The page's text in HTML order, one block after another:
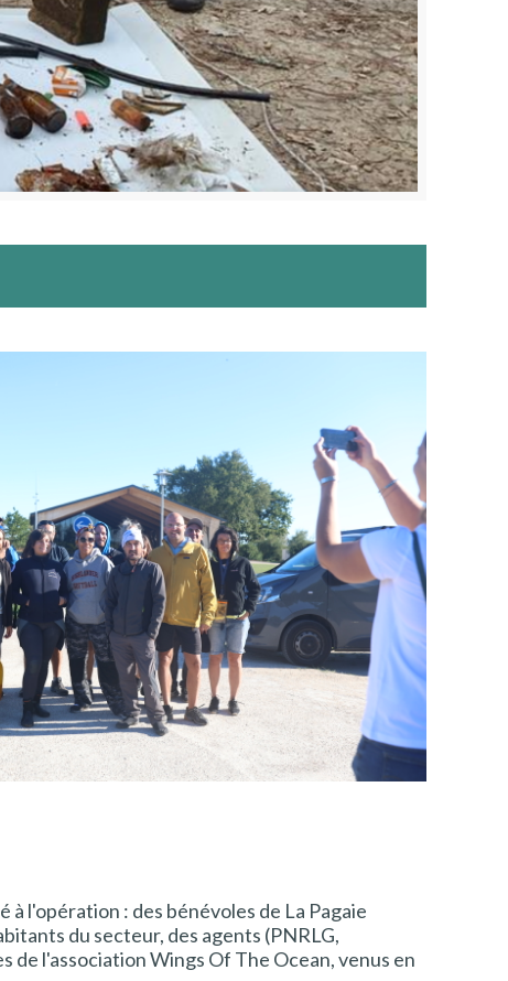
à l'opération : des bénévoles de La Pagaie
du secteur, des agents (PNRLG,
de l'associationWings Of The Ocean, venus en